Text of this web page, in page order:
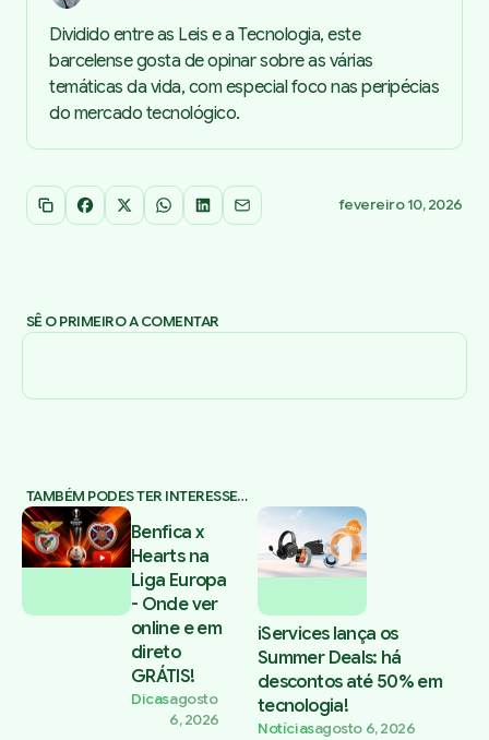
Dividido entre as Leis e a Tecnologia, este
barcelense gosta de opinar sobre as várias
temáticas da vida, com especial foco nas peripécias
do mercado tecnológico.
Copiar link
Facebook
X WhatsApp
LinkedInEmail fevereiro 10, 2026
SÊ O PRIMEIRO A COMENTAR
TAMBÉM PODES TER INTERESSE…
Benfica x
Hearts na
Liga Europa
- Onde ver
online e em
direto
GRÁTIS!
Dicasagosto
6, 2026
iServices lança os
Summer Deals: há
descontos até 50% em
tecnologia!
Notíciasagosto 6, 2026